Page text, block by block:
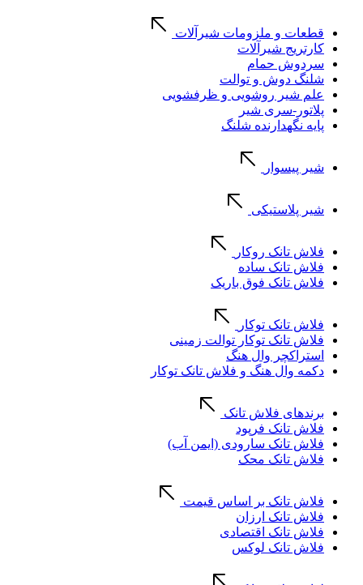
قطعات و ملزومات شیرآلات
کارتریج شیرآلات
سردوش حمام
شلنگ دوش و توالت
علم شیر روشویی و ظرفشویی
پلاتور-سری شیر
پایه نگهدارنده شلنگ
شیر پیسوار
شیر پلاستیکی
فلاش تانک روکار
فلاش تانک ساده
فلاش تانک فوق باریک
فلاش تانک توکار
فلاش تانک توکار توالت زمینی
استراکچر وال هنگ
دکمه وال هنگ و فلاش تانک توکار
برندهای فلاش تانک
فلاش تانک فرپود
فلاش تانک سارودی (ایمن آب)
فلاش تانک محک
فلاش تانک بر اساس قیمت
فلاش تانک ارزان
فلاش تانک اقتصادی
فلاش تانک لوکس